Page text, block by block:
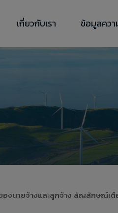
เกี่ยวกับเรา ข้อมูลควา
งนายจ้างและลูกจ้าง สัญลักษณ์